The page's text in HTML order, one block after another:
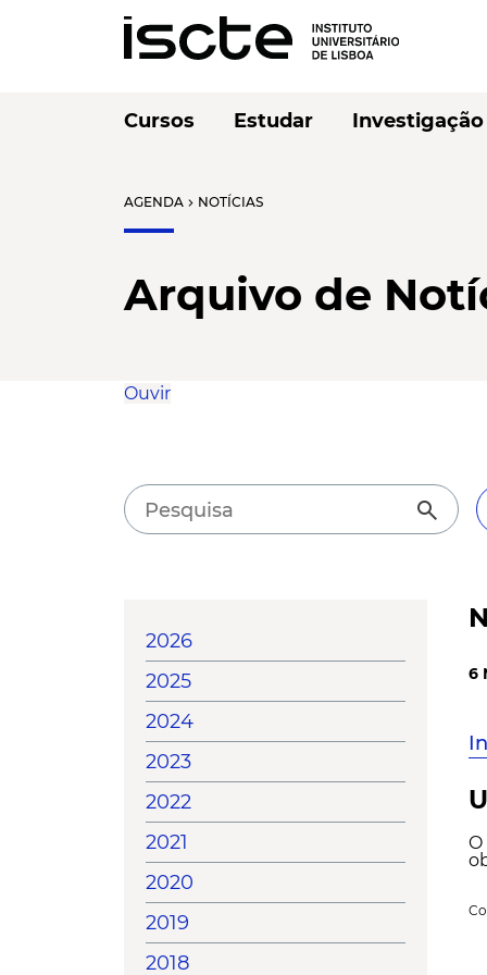
Cursos Estudar Investigação
AGENDA chevron_right NOTÍCIAS
Arquivo de
Ouvir
search
2026
2025
2024
2023
2022
2021
2020
2019
2018
6
O